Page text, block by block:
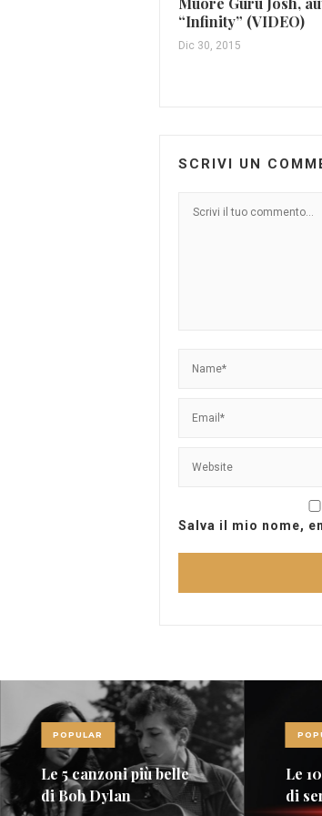
“Infinity” (VIDEO)
Dic 30, 2015
SCRIVI UN
Salva il mio nome,
POPULAR
Le 5 canzoni più belle
di Bob Dylan
Le
di